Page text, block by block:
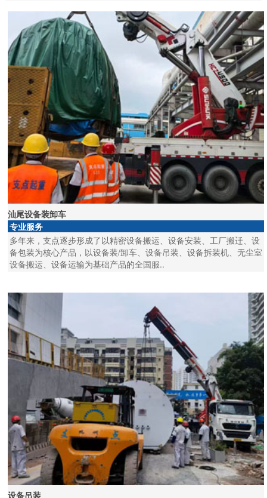
汕尾设备装卸车
专业服务
多年来，支点逐步形成了以精密设备搬运、设备安装、工厂搬迁、设
备包装为核心产品，以设备装/卸车、设备吊装、设备拆装机、无尘室
设备搬运、设备运输为基础产品的全国服..
设备吊装